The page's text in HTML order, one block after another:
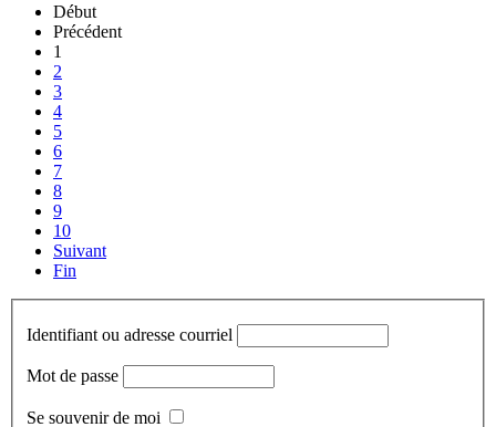
Début
Précédent
1
2
3
4
5
6
7
8
9
10
Suivant
Fin
Identifiant ou adresse courriel
Mot de passe
Se souvenir de moi